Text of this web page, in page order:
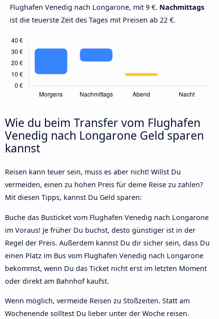
Flughafen Venedig nach Longarone, mit 9 €. Nachmittags
ist die teuerste Zeit des Tages mit Preisen ab 22 €.
Wie du beim Transfer vom Flughafen
Venedig nach Longarone Geld sparen
kannst
Reisen kann teuer sein, muss es aber nicht! Willst Du
vermeiden, einen zu hohen Preis für deine Reise zu zahlen?
Mit diesen Tipps, kannst Du Geld sparen:
Buche das Busticket vom Flughafen Venedig nach Longarone
im Voraus! Je früher Du buchst, desto günstiger ist in der
Regel der Preis. Außerdem kannst Du dir sicher sein, dass Du
einen Platz im Bus vom Flughafen Venedig nach Longarone
bekommst, wenn Du das Ticket nicht erst im letzten Moment
oder direkt am Bahnhof kaufst.
Wenn möglich, vermeide Reisen zu Stoßzeiten. Statt am
Wochenende solltest Du lieber unter der Woche reisen.